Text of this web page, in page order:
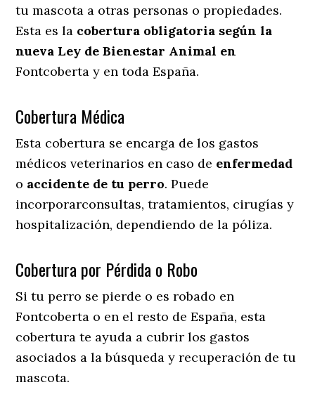
tu mascota a otras personas o propiedades.
Esta es la cobertura obligatoria según la
nueva Ley de Bienestar Animal en
Fontcoberta y en toda España.
Cobertura Médica
Esta cobertura se encarga de los gastos
médicos veterinarios en caso de enfermedad
o accidente de tu perro. Puede
incorporarconsultas, tratamientos, cirugías y
hospitalización, dependiendo de la póliza.
Cobertura por Pérdida o Robo
Si tu perro se pierde o es robado en
Fontcoberta o en el resto de España, esta
cobertura te ayuda a cubrir los gastos
asociados a la búsqueda y recuperación de tu
mascota.